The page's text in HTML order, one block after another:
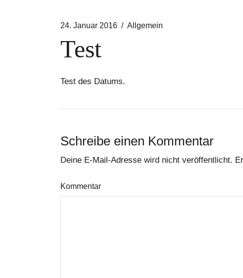
24. Januar 2016 Allgemein
Test
Test des Datums.
Schreibe einen Kommentar
Deine E-Mail-Adresse wird nicht veröffentlicht.
Kommentar